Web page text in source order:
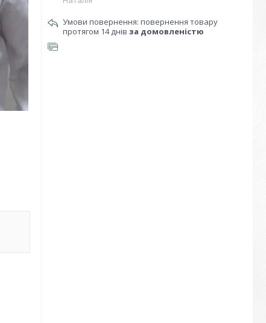
повернення товару
протягом 14 днів за домовленістю